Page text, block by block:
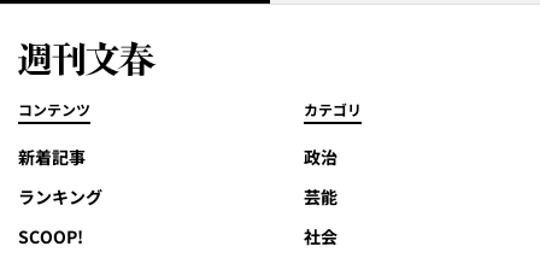
コンテンツ
新着記事
ランキング
SCOOP!
カテゴリ
政治
芸能
社会